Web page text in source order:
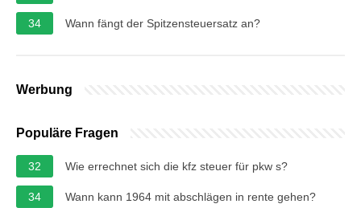
34 Wann fängt der Spitzensteuersatz an?
Werbung
Populäre Fragen
32 Wie errechnet sich die kfz steuer für pkw s?
34 Wann kann 1964 mit abschlägen in rente gehen?